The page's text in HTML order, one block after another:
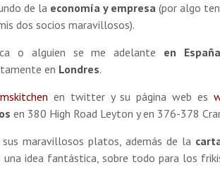
de la economía y empresa (por algo
dos socios maravillosos).
o alguien se me adelante en España
en Londres.
en twitter y su página web es
en 380 High Road Leyton y en 376-378
maravillosos platos, además de la
una idea fantástica, sobre todo para los